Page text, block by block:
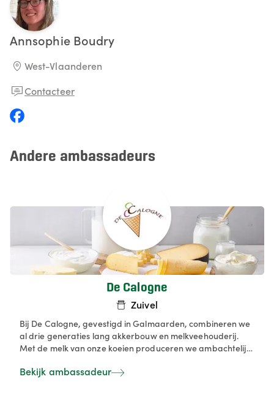
Annsophie Boudry
West-Vlaanderen
Contacteer
Andere ambassadeurs
De Calogne
Zuivel
Bij De Calogne, gevestigd in Galmaarden, combineren we
al drie generaties lang akkerbouw en melkveehouderij.
Met de melk van onze koeien produceren we ambachtelijk
hoevewinkel en ijssalon. Onze producten omvatten schepijs
Bekijk ambassadeur